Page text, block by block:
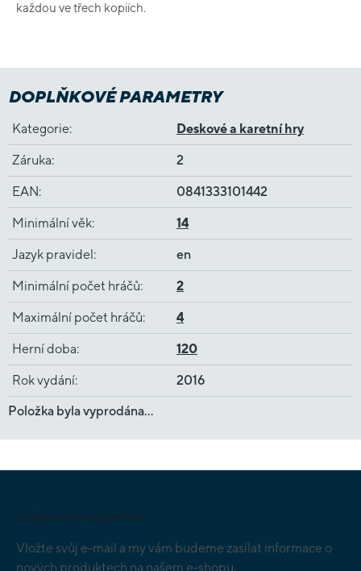
každou ve třech kopiích.
DOPLŇKOVÉ PARAMETRY
Kategorie: Deskové a karetní hry
Záruka: 2
EAN: 0841333101442
Minimální věk: 14
Jazyk pravidel : en
Minimální počet hráčů: 2
Maximální počet hráčů: 4
Herní doba: 120
Rok vydání:
2016
Položka byla vyprodána…
Odebírat newsletter
Vložte svůj e-mail a my vám budeme zasílat informace o
nových produktech na našem e-shopu.